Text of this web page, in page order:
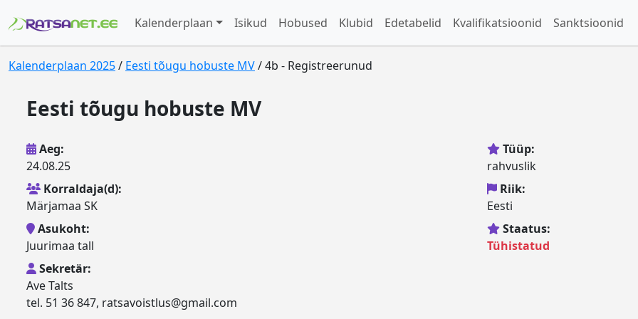
Kalenderplaan Isikud Hobused Klubid Edetabelid Kvalifikatsioonid Sanktsioonid
Kalenderplaan 2025/ Eesti tõugu hobuste MV/ 4b - Registreerunud
Eesti tõugu hobuste MV
Aeg:
24.08.25
Korraldaja(d):
Märjamaa SK
Asukoht:
Juurimaa tall
Sekretär:
Ave Talts
tel. 51 36 847, ratsavoistlus@gmail.com
Tüüp:
rahvuslik
Riik:
Eesti
Staatus:
Tühistatud